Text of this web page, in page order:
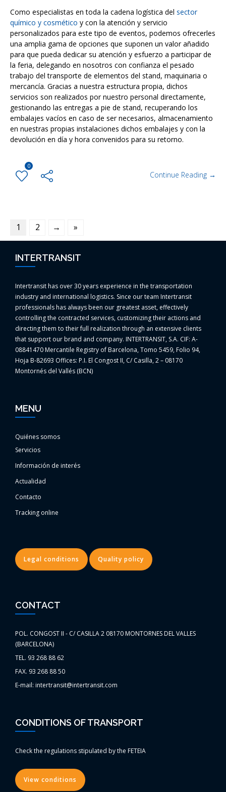
Como especialistas en toda la cadena logística del sector
químico y cosmético y con la atención y servicio
personalizados para este tipo de eventos, podemos ofrecerles
una amplia gama de opciones que suponen un valor añadido
para que pueda dedicar su atención y esfuerzo a participar de
la feria, delegando en nosotros con confianza el pesado
trabajo del transporte de elementos del stand, maquinaria o
mercancía. Gracias a nuestra estructura propia, dichos
servicios son realizados por nuestro personal directamente,
gestionando las entregas a pie de stand, recuperando los
embalajes vacíos en caso de ser necesarios, almacenamiento
en nuestras propias instalaciones dichos embalajes y con la
devolución en día y hora convenidos para su retorno.
0
Continue Reading →
1 2 → »
INTERTRANSIT
Intertransit has over 30 years experience in the transportation
industry and international logistics. Since our team Intertransit
professionals has always been our greatest asset, effectively
controlling the contracted services, customizing their actions and
directing them to their full realization through an extensive clients
that support our brand and company. INTERTRANSIT, S.A. CIF: A-
08841470 Mercantile Registry of Barcelona, Tomo 5459, Folio 94,
Hoja B-82693 Offices: P.I. El Congost II, C/ Casilla, 2 – 08170
Montornés del Vallés (BCN)
MENU
Quiénes somos
Servicios
Información de interés
Actualidad
Contacto
Tracking online
Legal conditions Quality policy
CONTACT
POL. CONGOST II - C/ CASILLA 2 08170 MONTORNES DEL VALLES
(BARCELONA)
TEL. 93 268 88 62
FAX. 93 268 88 50
E-mail: intertransit@intertransit.com
CONDITIONS OF TRANSPORT
Check the regulations stipulated by the FETEIA
View conditions